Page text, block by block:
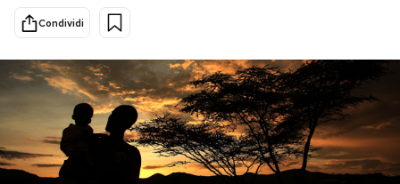
Scienza
Cultura
Economia
Sport
Altrecose
Mondiali calcio 2026
PODCAST
Condividi